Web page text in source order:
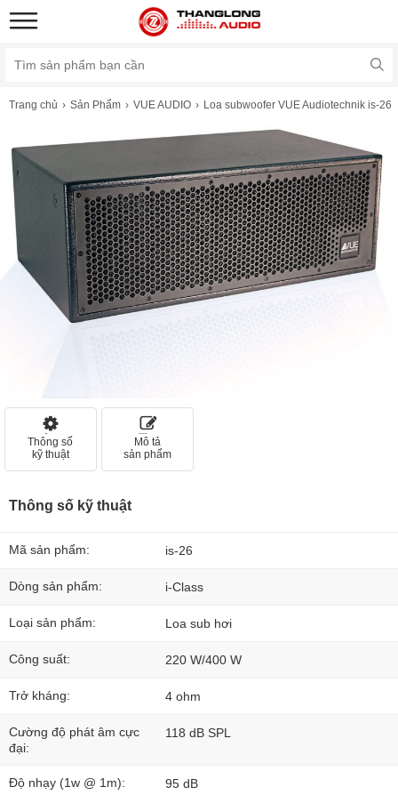
Trang chủ Sản Phẩm VUE AUDIO Loa subwoofer VUE Audiotechnik is-26
Thông số
kỹ thuật
Mô tả
sản phẩm
Thông số kỹ thuật
Mã sản phẩm: is-26
Dòng sản phẩm: i-Class
Loại sản phẩm: Loa sub hơi
Công suất: 220 W/400 W
Trở kháng: 4 ohm
Cường độ phát âm cực
đại:
118 dB SPL
Độ nhạy (1w @ 1m): 95 dB